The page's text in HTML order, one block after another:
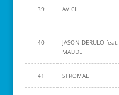
39 AVICII
40
JASON DERULO feat.
MAUDE
41 STROMAE